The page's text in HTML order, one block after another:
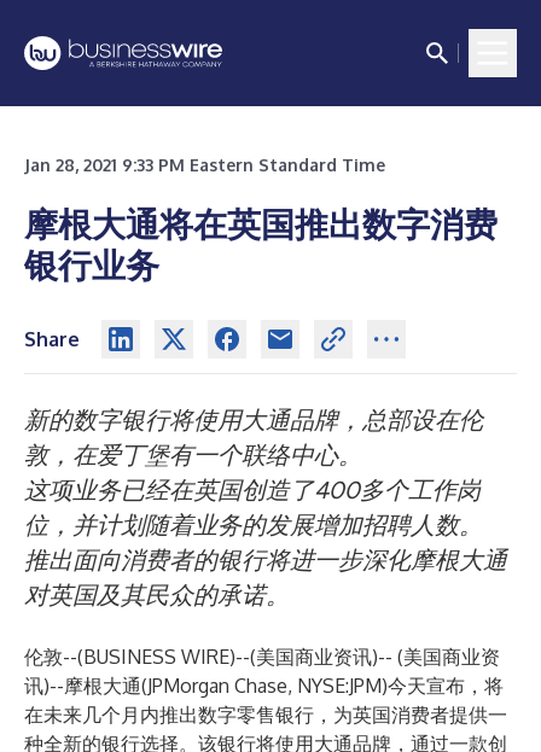
Jan 28, 2021 9:33 PM Eastern Standard Time
摩根大通将在英国推出数字消费
银行业务
Share
新的数字银行将使用大通品牌，总部设在伦
敦，在爱丁堡有一个联络中心。
这项业务已经在英国创造了400多个工作岗
位，并计划随着业务的发展增加招聘人数。
推出面向消费者的银行将进一步深化摩根大通
对英国及其民众的承诺。
伦敦--(BUSINESS WIRE)--(美国商业资讯)-- (美国商业资
讯)--摩根大通(JPMorgan Chase, NYSE:JPM)今天宣布，将
在未来几个月内推出数字零售银行，为英国消费者提供一
种全新的银行选择。该银行将使用大通品牌，通过一款创